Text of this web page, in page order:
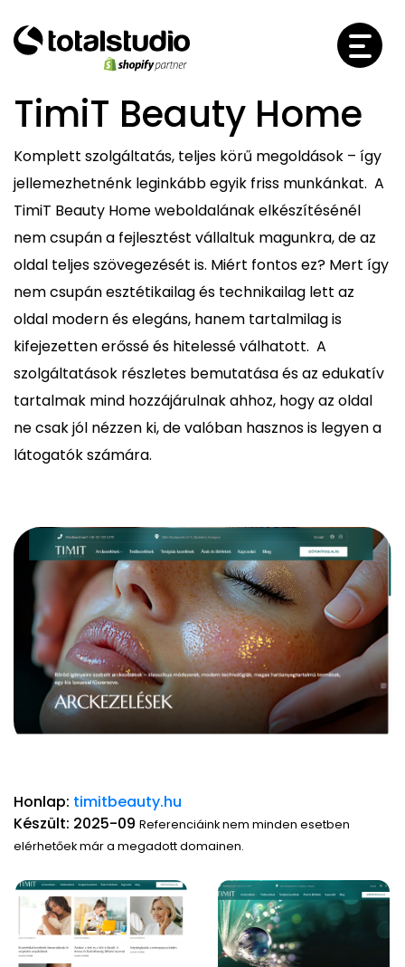
TimiT Beauty Home
Komplett szolgáltatás, teljes körű megoldások – így
jellemezhetnénk leginkább egyik friss munkánkat. A
TimiT Beauty Home weboldalának elkészítésénél
nem csupán a fejlesztést vállaltuk magunkra, de az
oldal teljes szövegezését is. Miért fontos ez? Mert így
nem csupán esztétikailag és technikailag lett az
oldal modern és elegáns, hanem tartalmilag is
kifejezetten erőssé és hitelessé válhatott. A
szolgáltatások részletes bemutatása és az edukatív
tartalmak mind hozzájárulnak ahhoz, hogy az oldal
ne csak jól nézzen ki, de valóban hasznos is legyen a
látogatók számára.
Honlap: timitbeauty.hu
Készült: 2025-09 Referenciáink nem minden esetben
elérhetőek már a megadott domainen.